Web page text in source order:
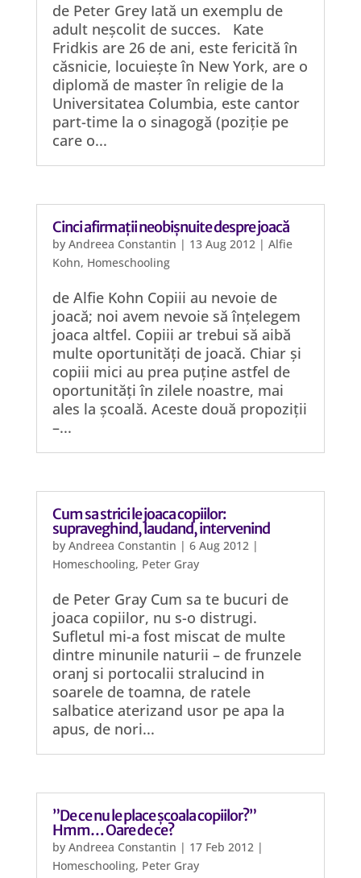
de Peter Grey Iată un exemplu de
adult neșcolit de succes. Kate
Fridkis are 26 de ani, este fericită în
căsnicie, locuiește în New York, are o
diplomă de master în religie de la
Universitatea Columbia, este cantor
part-time la o sinagogă (poziție pe
care o...
Cinci afirmații neobișnuite despre joacă
by Andreea Constantin | 13 Aug 2012| Alfie
Kohn, Homeschooling
de Alfie Kohn Copiii au nevoie de
joacă; noi avem nevoie să înțelegem
joaca altfel. Copiii ar trebui să aibă
multe oportunități de joacă. Chiar și
copiii mici au prea puține astfel de
oportunități în zilele noastre, mai
ales la școală. Aceste două propoziții
–...
Cum sa strici le joaca copiilor:
supraveghind, laudand, intervenind
by Andreea Constantin | 6 Aug 2012|
Homeschooling, Peter Gray
de Peter Gray Cum sa te bucuri de
joaca copiilor, nu s-o distrugi.
Sufletul mi-a fost miscat de multe
dintre minunile naturii – de frunzele
oranj si portocalii stralucind in
soarele de toamna, de ratele
salbatice aterizand usor pe apa la
apus, de nori...
”De ce nu le place școala copiilor?”
Hmm… Oare de ce?
by Andreea Constantin | 17 Feb 2012|
Homeschooling, Peter Gray